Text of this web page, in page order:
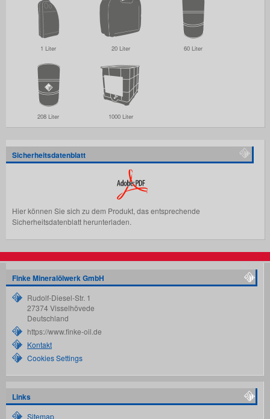
1 Liter 20 Liter 60 Liter
208 Liter 1000 Liter
Sicherheitsdatenblatt
Hier können Sie sich zu dem Produkt, das entsprechende
Sicherheitsdatenblatt herunterladen.
Finke Mineralölwerk GmbH
Rudolf-Diesel-Str. 1
27374 Visselhövede
Deutschland
https://www.finke-oil.de
Kontakt
Cookies Settings
Links
Sitemap